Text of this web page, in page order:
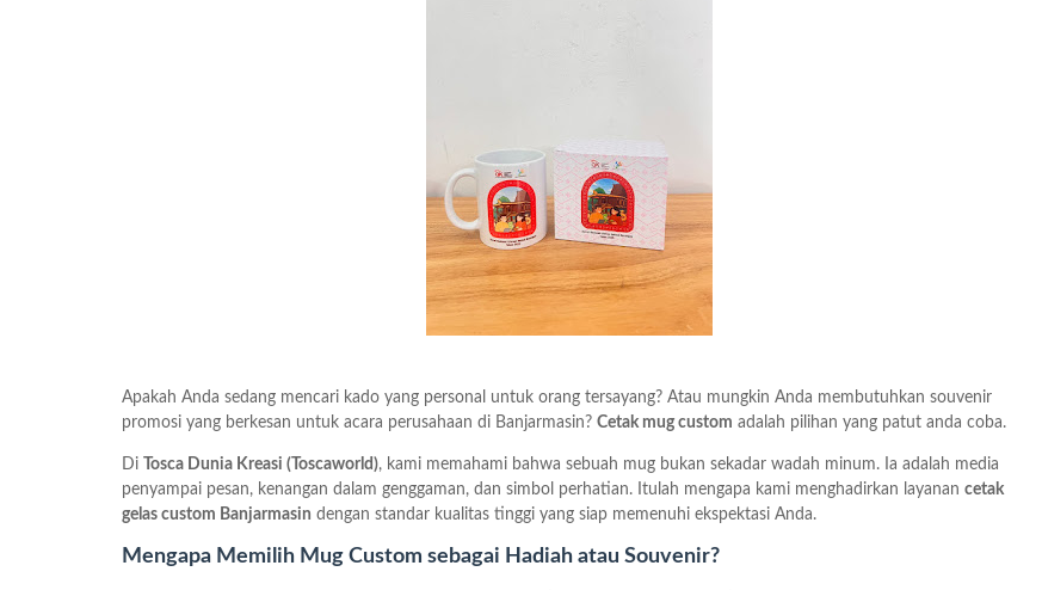
Apakah Anda sedang mencari kado yang personal untuk orang tersayang? Atau mungkin Anda membutuhkan souvenir
promosi yang berkesan untuk acara perusahaan di Banjarmasin? Cetak mug custom adalah pilihan yang patut anda coba.
Di Tosca Dunia Kreasi (Toscaworld), kami memahami bahwa sebuah mug bukan sekadar wadah minum. Ia adalah media
penyampai pesan, kenangan dalam genggaman, dan simbol perhatian. Itulah mengapa kami menghadirkan layanan cetak
gelas custom Banjarmasin dengan standar kualitas tinggi yang siap memenuhi ekspektasi Anda.
Mengapa Memilih Mug Custom sebagai Hadiah atau Souvenir?